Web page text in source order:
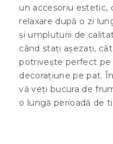
un accesoriu estetic,
relaxare după o zi
și umpluturii de
când stați așezați,
potrivește perfect pe
decorațiune pe pat.
vă veți bucura de
o lungă perioadă de